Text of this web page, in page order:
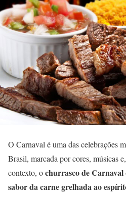
O Carnaval é uma das celebrações
Brasil, marcada por cores, músicas
contexto, ochurrasco de
sabor da carne grelhada ao